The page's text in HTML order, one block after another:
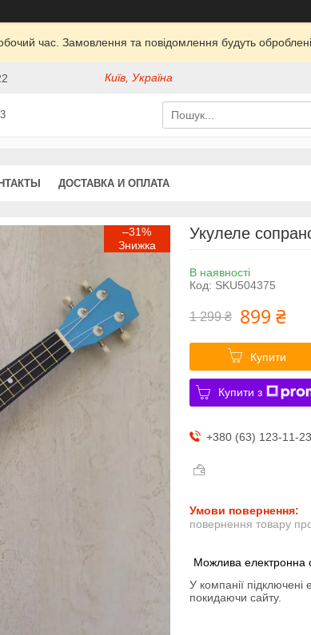
час. Замовлення та повідомлення будуть
Київ, Україна
ДОСТАВКА И ОПЛАТА
–31% Укулеле
В наявності
Код: SKU504375
1 299 ₴ 899 ₴
Купити
Купити з
+380 (63) 123-11-23
повернення товару
У компанії
покидаючи сайту.